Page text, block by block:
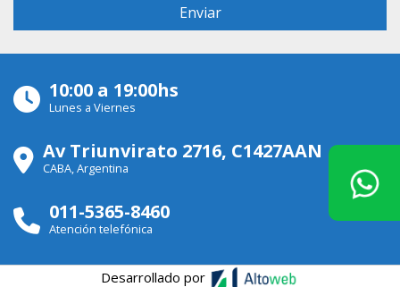
10:00 a 19:00hs
Lunes a Viernes
Av Triunvirato 2716, C1427AAN
CABA, Argentina
011-5365-8460
Atención telefónica
Desarrollado por